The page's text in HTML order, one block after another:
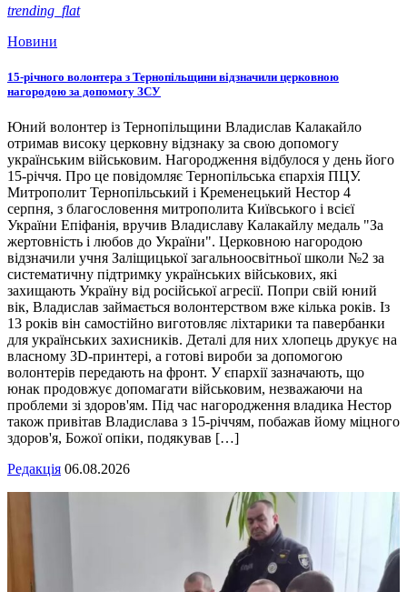
trending_flat
Новини
15-річного волонтера з Тернопільщини відзначили церковною
нагородою за допомогу ЗСУ
Юний волонтер із Тернопільщини Владислав Калакайло
отримав високу церковну відзнаку за свою допомогу
українським військовим. Нагородження відбулося у день його
15-річчя. Про це повідомляє Тернопільська єпархія ПЦУ.
Митрополит Тернопільський і Кременецький Нестор 4
серпня, з благословення митрополита Київського і всієї
України Епіфанія, вручив Владиславу Калакайлу медаль "За
жертовність і любов до України". Церковною нагородою
відзначили учня Заліщицької загальноосвітньої школи №2 за
систематичну підтримку українських військових, які
захищають Україну від російської агресії. Попри свій юний
вік, Владислав займається волонтерством вже кілька років. Із
13 років він самостійно виготовляє ліхтарики та павербанки
для українських захисників. Деталі для них хлопець друкує на
власному 3D-принтері, а готові вироби за допомогою
волонтерів передають на фронт. У єпархії зазначають, що
юнак продовжує допомагати військовим, незважаючи на
проблеми зі здоров'ям. Під час нагородження владика Нестор
також привітав Владислава з 15-річчям, побажав йому міцного
здоров'я, Божої опіки, подякував […]
Редакція 06.08.2026